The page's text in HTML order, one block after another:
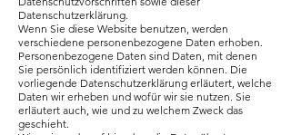
Datenschutzerklärung.
Wenn Sie diese Website benutzen, werden
verschiedene personenbezogene Daten erhoben.
Personenbezogene Daten sind Daten, mit denen
Sie persönlich identifiziert werden können. Die
vorliegende Datenschutzerklärung erläutert, welche
Daten wir erheben und wofür wir sie nutzen. Sie
erläutert auch, wie und zu welchem Zweck das
geschieht.